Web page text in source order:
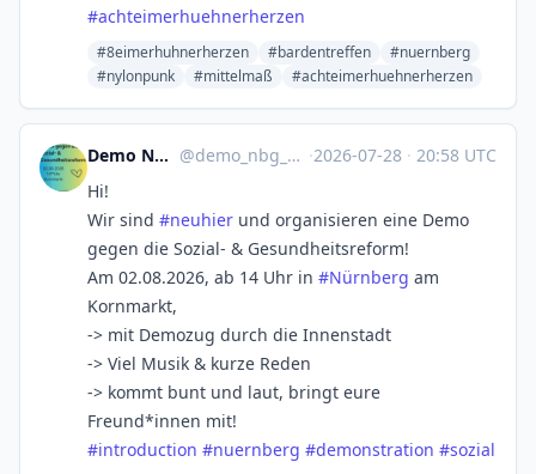
#achteimerhuehnerherzen
#8eimerhuhnerherzen #bardentreffen
#nuernberg
#nylonpunk
#mittelmaß #achteimerhuehnerherzen
Demo Nbg gegen die Sozialreform @demo_nbg_gegen_sozialreform@kolektiva.social ·2026-07-28 · 20:58 UTC
Hi!
Wir sind #neuhier und organisieren eine Demo
gegen die Sozial- & Gesundheitsreform!
Am 02.08.2026, ab 14 Uhr in #Nürnberg am
Kornmarkt,
-> mit Demozug durch die Innenstadt
-> Viel Musik & kurze Reden
-> kommt bunt und laut, bringt eure
Freund*innen mit!
#introduction #nuernberg #demonstration #sozial